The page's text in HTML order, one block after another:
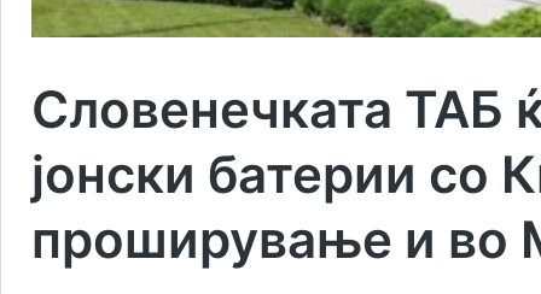
Словенечката ТАБ
јонски батерии со
проширување и во